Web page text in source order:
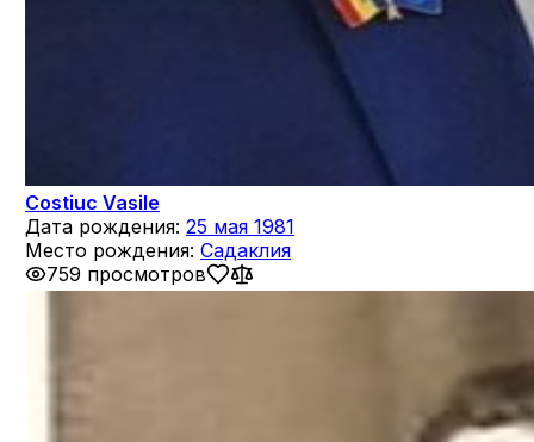
Costiuc Vasile
Дата рождения: 25 мая 1981
Место рождения: Садаклия
759 просмотров